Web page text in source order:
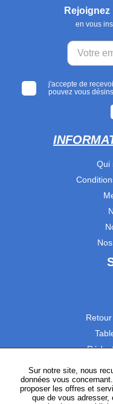
en vous
j'accepte de
pouvez vous
Qui
Sur notre site, nous
données vous
proposer les offres et
que de vous adresser,